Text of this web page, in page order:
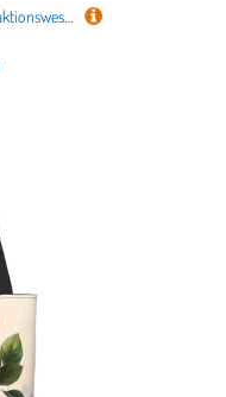
Head of the Beast Haustier-Traktionsweste, groß, bedruckt, ideal für Spaziergänge mit dem Hund, Wandern, tägliche Reisen